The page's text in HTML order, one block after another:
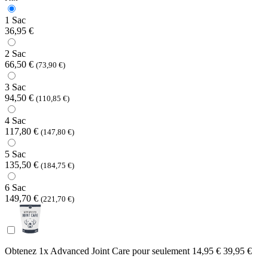
1 Sac
36,95 €
2 Sac
66,50 € (73,90 €)
3 Sac
94,50 € (110,85 €)
4 Sac
117,80 € (147,80 €)
5 Sac
135,50 € (184,75 €)
6 Sac
149,70 € (221,70 €)
Obtenez 1x Advanced Joint Care pour seulement 14,95 € 39,95 €